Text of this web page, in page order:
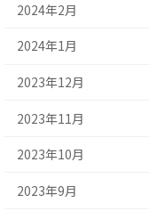
2024年2月
2024年1月
2023年12月
2023年11月
2023年10月
2023年9月